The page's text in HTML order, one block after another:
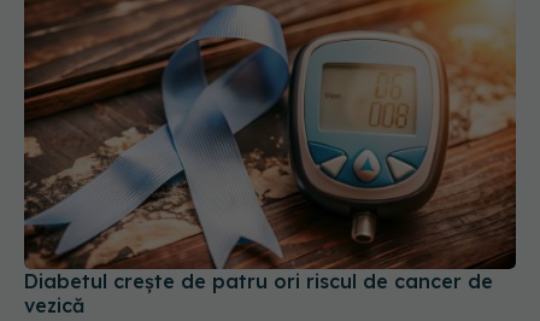
Diabetul crește de patru ori riscul de cancer de
vezică